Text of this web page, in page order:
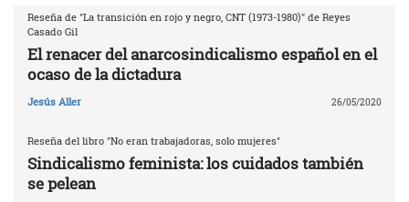
Reseña de "La transición en rojo y negro, CNT (1973-1980)" de Reyes
Casado Gil
El renacer del anarcosindicalismo español en el
ocaso de la dictadura
Jesús Aller 26/05/2020
Reseña del libro "No eran trabajadoras, solo mujeres"
Sindicalismo feminista: los cuidados también
se pelean